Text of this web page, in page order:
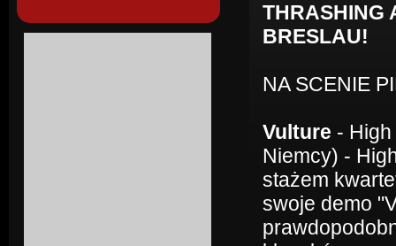
THRASHING
BRESLAU!
NA SCENIE
Vulture -
Niemcy) -
stażem
swoje demo